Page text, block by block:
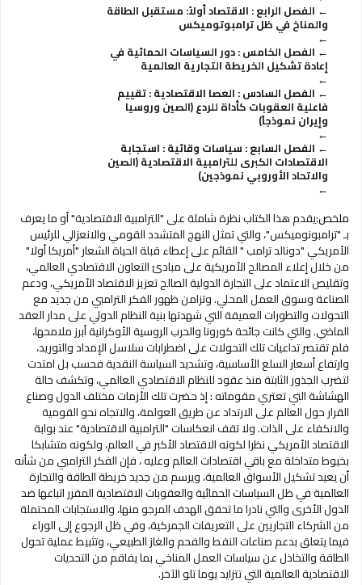
الفصل الرابع : الاقتصاد أولاً: مستقبل الطاقة
والمناخ في ظل ترامبوتوميكس
الفصل الخامس : دور السياسات الحمائية في
إعادة تشكيل الخريطة التجارية العالمية
الفصل السادس : العصا الاقتصادية : تقييم
فاعلية العقوبات كأداة للردع (الصين وروسيا
وإيران نموذجاً)
الفصل السابع : سياسات وقائية : استجابة
الاقتصادات الكبرى للترامبية الاقتصادية (الصين
والاتحاد الأوروبي نموذجين)
ملخص:يقدم هذا الكتاب نظرة شاملة على "الترامبية الاقتصادية" أو ما يعرف
بـ "ترامبونوميكس"، والتي تمثل النهج المتشدد القومي والانعزالي للرئيس
الأمريكي "دونالد ترامب " القائم على إعطاء قبلة الحياة الشعار "أمريكا أولا"
من خلال إعلاء المصالح الأمريكية على مبادئ التعاون الاقتصادي العالمي،
وتقليص الاعتماد على التجارة الدولية الصالح تعزيز الاقتصاد الأمريكي، ودعم
الصناعة وسوق العمل المحلي. وتزامن ظهور الفكر الترامبي من جديد مع
التحولات والتطورات العميقة التي شهدتها بنية النظام الدولي على مدار العقد
الماضي. والتي كانت جائحة كورونا والحرب الروسية الأوكرانية أبرز ملامحها،
فلم تقتصر تداعيات تلك التحولات على اضطرابات سلاسل الإمداد والتوريد،
وارتفاع أسعار السلع الأساسية، وتشديد السياسة النقدية فحسب بل امتدت
لتضرب الجذور الثابتة منذ عقود للنظام الاقتصادي العالمي، وتكشف حالة
الهشاشة التي تعتري مقوماته : إذ حضرت تلك الأزمات مختلف الدول وصناع
القرار حول العالم على الارتداد عن طريق العولمة، والاتجاه نحو القومية
والانكفاء على الذات. ولا تقف انعكاسات "الترامبية الاقتصادية" عند بوابة
الاقتصاد الأمريكي نظرا لكونه الاقتصاد الأكبر في العالم، ولكونه متشابكا
بخيوط متداخلة مع باقي اقتصادات العالم وعليه ، فإن الفكر الترامبي من شأنه
أن يعيد تشكيل الأسواق العالمية، ويرسم من جديد خريطة الطاقة والتجارة
العالمية في ظل السياسات الحمائية والعقوبات الاقتصادية المقرر اتباعها ضد
الدول الأخرى والتي نادرا ما تحقق الهدف المرجو منها، والاستجابات المحتملة
من الشركاء التجاريين على التعريفات الجمركية، وفي ظل الرجوع إلى الوراء
فيما يتعلق بدعم صناعات النفط والفحم والغاز الطبيعي، وتثبيط عملية تحول
الطاقة والتخاذل عن سياسات العمل المناخي بما يفاقم من التحديات
الاقتصادية العالمية التي تتزايد يوما تلو الآخر.